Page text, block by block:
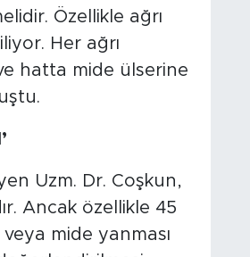
Özellikle ağrı
Her ağrı
hatta mide ülserine
Uzm. Dr. Coşkun,
Ancak özellikle 45
mide yanması